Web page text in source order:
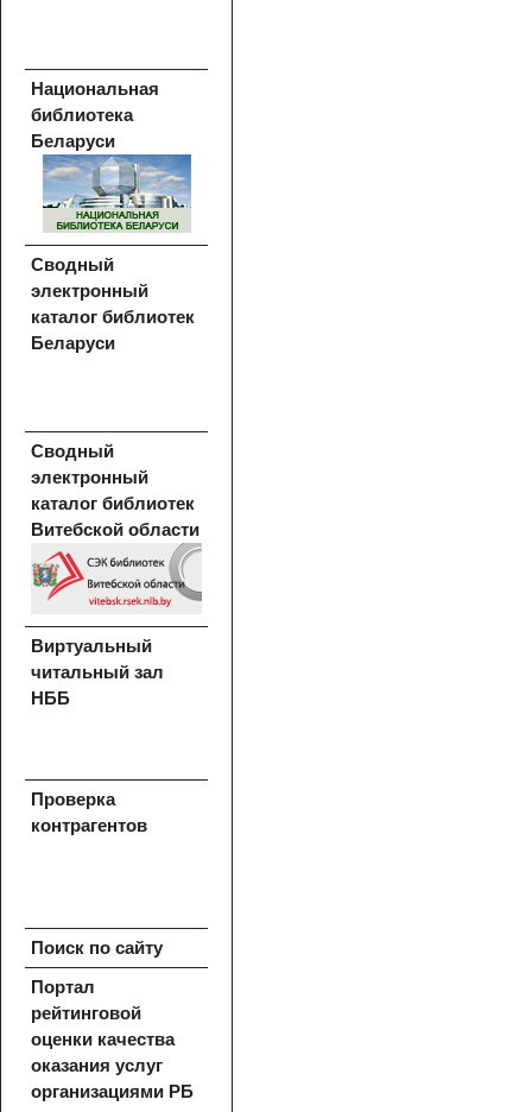
Национальная
библиотека
Беларуси
Сводный
электронный
каталог библиотек
Беларуси
Сводный
электронный
каталог библиотек
Витебской области
Виртуальный
читальный зал
НББ
Проверка
контрагентов
Поиск по сайту
Портал
рейтинговой
оценки качества
оказания услуг
организациями РБ